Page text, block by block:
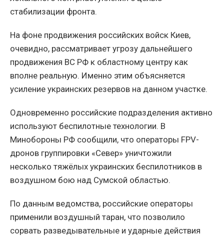
стабилизации фронта.
На фоне продвижения российских войск Киев,
очевидно, рассматривает угрозу дальнейшего
продвижения ВС РФ к областному центру как
вполне реальную. Именно этим объясняется
усиление украинских резервов на данном участке.
Одновременно российские подразделения активно
используют беспилотные технологии. В
Минобороны РФ сообщили, что операторы FPV-
дронов группировки «Север» уничтожили
несколько тяжёлых украинских беспилотников в
воздушном бою над Сумской областью.
По данным ведомства, российские операторы
применили воздушный таран, что позволило
сорвать разведывательные и ударные действия